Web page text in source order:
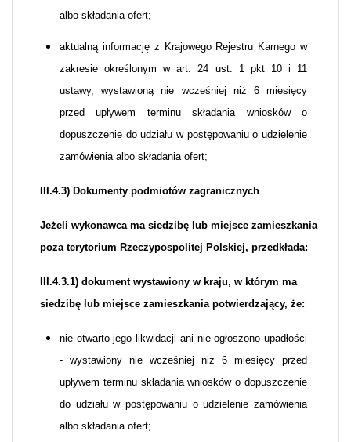
albo składania ofert;
aktualną informację z Krajowego Rejestru Karnego w
zakresie określonym w art. 24 ust. 1 pkt 10 i 11
ustawy, wystawioną nie wcześniej niż 6 miesięcy
przed upływem terminu składania wniosków o
dopuszczenie do udziału w postępowaniu o udzielenie
zamówienia albo składania ofert;
III.4.3) Dokumenty podmiotów zagranicznych
Jeżeli wykonawca ma siedzibę lub miejsce zamieszkania
poza terytorium Rzeczypospolitej Polskiej, przedkłada:
III.4.3.1) dokument wystawiony w kraju, w którym ma
siedzibę lub miejsce zamieszkania potwierdzający, że:
nie otwarto jego likwidacji ani nie ogłoszono upadłości
- wystawiony nie wcześniej niż 6 miesięcy przed
upływem terminu składania wniosków o dopuszczenie
do udziału w postępowaniu o udzielenie zamówienia
albo składania ofert;